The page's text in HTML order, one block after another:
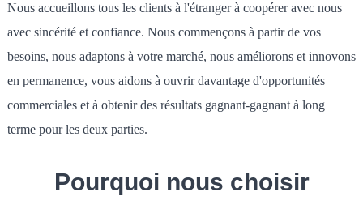
Nous accueillons tous les clients à l'étranger à coopérer avec nous
avec sincérité et confiance. Nous commençons à partir de vos
besoins, nous adaptons à votre marché, nous améliorons et innovons
en permanence, vous aidons à ouvrir davantage d'opportunités
commerciales et à obtenir des résultats gagnant-gagnant à long
terme pour les deux parties.
Pourquoi nous choisir